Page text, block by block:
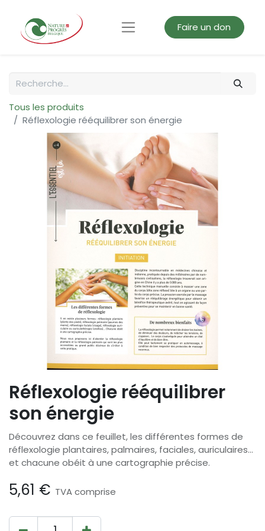
Faire un don
Tous les produits
Réflexologie rééquilibrer son énergie
Réflexologie rééquilibrer
son énergie
Découvrez dans ce feuillet, les différentes formes de
réflexologie plantaires, palmaires, faciales, auriculaires...
et chacune obéit à une cartographie précise.
5,61 € TVA comprise